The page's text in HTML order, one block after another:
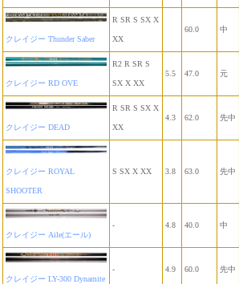
クレイジー Thunder Saber
R SR S SX X
XX
60.0 中
クレイジー RD OVE
R2 R SR S
SX X XX
5.5 47.0 元
クレイジー DEAD
R SR S SX X
XX
4.3 62.0 先中
クレイジー ROYAL
SHOOTER
S SX X XX 3.8 63.0 先中
クレイジー Aile(エール)
- 4.8 40.0 中
クレイジー LY-300 Dynamite
- 4.9 60.0 先中